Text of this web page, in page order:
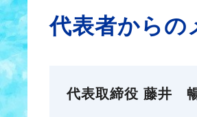
代表者からの
代表取締役 藤井